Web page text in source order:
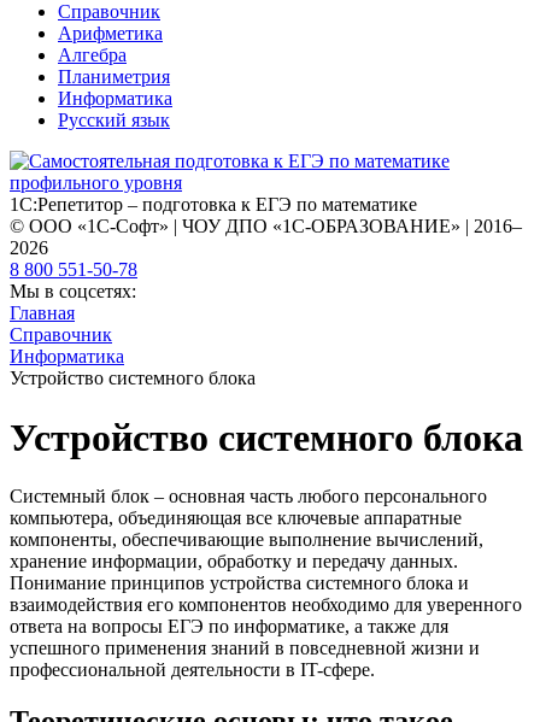
Справочник
Арифметика
Алгебра
Планиметрия
Информатика
Русский язык
1С:Репетитор – подготовка к ЕГЭ по математике
© ООО «1С-Софт» | ЧОУ ДПО «1С-ОБРАЗОВАНИЕ» | 2016–
2026
8 800 551-50-78
Мы в соцсетях:
Главная
Справочник
Информатика
Устройство системного блока
Устройство системного блока
Системный блок – основная часть любого персонального
компьютера, объединяющая все ключевые аппаратные
компоненты, обеспечивающие выполнение вычислений,
хранение информации, обработку и передачу данных.
Понимание принципов устройства системного блока и
взаимодействия его компонентов необходимо для уверенного
ответа на вопросы ЕГЭ по информатике, а также для
успешного применения знаний в повседневной жизни и
профессиональной деятельности в IT-сфере.